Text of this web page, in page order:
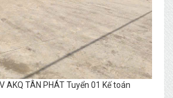
AKQ TÂN PHÁT Tuyển 01 Kế toán